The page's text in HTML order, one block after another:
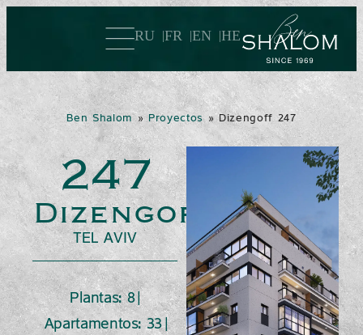
RU FR EN HE
Ben Shalom»Proyectos»Dizengoff 247
247
Dizengoff
TEL AVIV
Plantas: 8 |
Apartamentos: 33 |